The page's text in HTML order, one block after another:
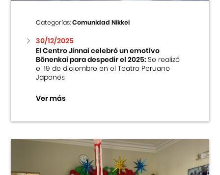
Categorías:Comunidad Nikkei
30/12/2025
El Centro Jinnai celebró un emotivo
Bōnenkai para despedir el 2025:Se realizó
el 19 de diciembre en el Teatro Peruano
Japonés
Ver más